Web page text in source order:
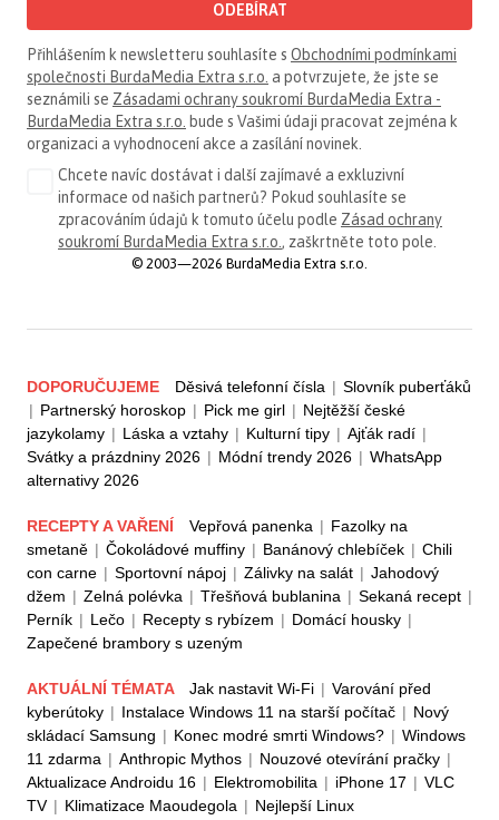
ODEBÍRAT
Přihlášením k newsletteru souhlasíte s Obchodními podmínkami
společnosti BurdaMedia Extra s.r.o. a potvrzujete, že jste se
seznámili se Zásadami ochrany soukromí BurdaMedia Extra -
BurdaMedia Extra s.r.o. bude s Vašimi údaji pracovat zejména k
organizaci a vyhodnocení akce a zasílání novinek.
Chcete navíc dostávat i další zajímavé a exkluzivní
informace od našich partnerů? Pokud souhlasíte se
zpracováním údajů k tomuto účelu podle Zásad ochrany
soukromí BurdaMedia Extra s.r.o., zaškrtněte toto pole.
© 2003—2026 BurdaMedia Extra s.r.o.
DOPORUČUJEME Děsivá telefonní čísla | Slovník puberťáků
| Partnerský horoskop | Pick me girl | Nejtěžší české
jazykolamy | Láska a vztahy | Kulturní tipy | Ajťák radí |
Svátky a prázdniny 2026 | Módní trendy 2026 | WhatsApp
alternativy 2026
RECEPTY A VAŘENÍ Vepřová panenka | Fazolky na
smetaně | Čokoládové muffiny | Banánový chlebíček | Chili
con carne | Sportovní nápoj | Zálivky na salát | Jahodový
džem | Zelná polévka | Třešňová bublanina | Sekaná recept |
Perník | Lečo | Recepty s rybízem | Domácí housky |
Zapečené brambory s uzeným
AKTUÁLNÍ TÉMATA Jak nastavit Wi-Fi | Varování před
kyberútoky | Instalace Windows 11 na starší počítač | Nový
skládací Samsung | Konec modré smrti Windows? | Windows
11 zdarma | Anthropic Mythos | Nouzové otevírání pračky |
Aktualizace Androidu 16 | Elektromobilita | iPhone 17 | VLC
TV | Klimatizace Maoudegola | Nejlepší Linux